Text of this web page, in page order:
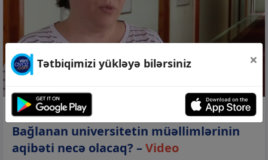
07 avq 2026, 10:52
Bağlanan universitetin müəllimlərinin
aqibəti necə olacaq? –Video
Tətbiqimizi yükləyə bilərsiniz ×